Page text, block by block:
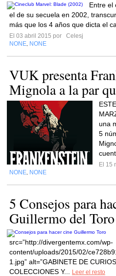
Entre el
el de su secuela en 2002,
más que los 4 años que dicta el
El 03 abril 2015 por
Celesj
NONE NONE
VUK presenta
Mignola a la par
una
5
El 15
NONE NONE
5 Consejos para
Guillermo del Toro
src=”http://divergentemx.com/wp-
content/uploads/2015/02/
1.jpg” alt=”GABINETE DE
COLECCIONES Y...
Leer el resto